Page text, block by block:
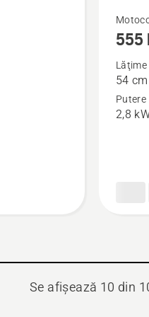
Vezi
mai
multe
detalii
despre
555 RXT
555
54 cm
Putere
2,8
Se afișează 10 din